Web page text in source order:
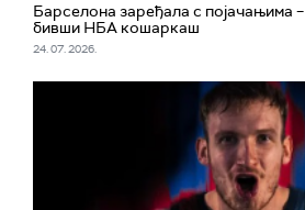
Барселона заређала с појачањима
бивши НБА кошаркаш
24. 07. 2026.